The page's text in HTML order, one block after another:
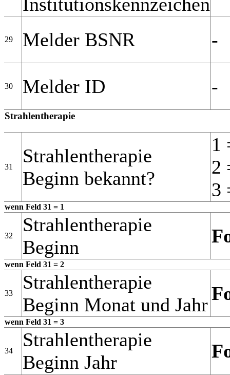
29 Melder BSNR -
30 Melder ID -
Strahlentherapie
31
Strahlentherapie
Beginn bekannt?
1
2
3
wenn Feld 31 = 1
32
Strahlentherapie
Beginn
wenn Feld 31 = 2
33
Strahlentherapie
Beginn Monat und Jahr
wenn Feld 31 = 3
34
Strahlentherapie
Beginn Jahr